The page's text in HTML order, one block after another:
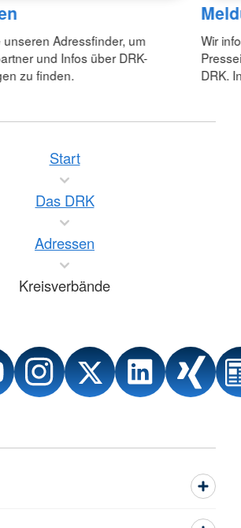
unseren Adressfinder, um
und Infos über DRK-
zu finden.
Wir
DRK.
Start
Das DRK
Adressen
Kreisverbände